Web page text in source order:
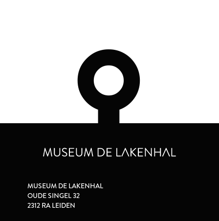
MUSEUM DE LAKENHAL
OUDE SINGEL 32
2312 RA LEIDEN